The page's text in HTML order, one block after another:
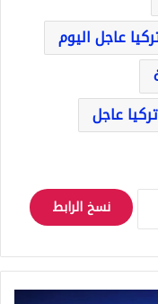
عاجل اليوم
تركيا عاجل
نسخ الرابط